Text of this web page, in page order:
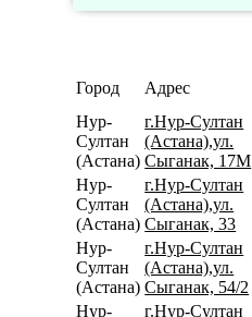
Город Адрес
Нур-
Султан
(Астана)
г.Нур-Султан
(Астана),ул.
Сыганак, 17М
Нур-
Султан
(Астана)
г.Нур-Султан
(Астана),ул.
Сыганак, 33
Нур-
Султан
(Астана)
г.Нур-Султан
(Астана),ул.
Сыганак, 54/2
Нур-
г.Нур-Султан